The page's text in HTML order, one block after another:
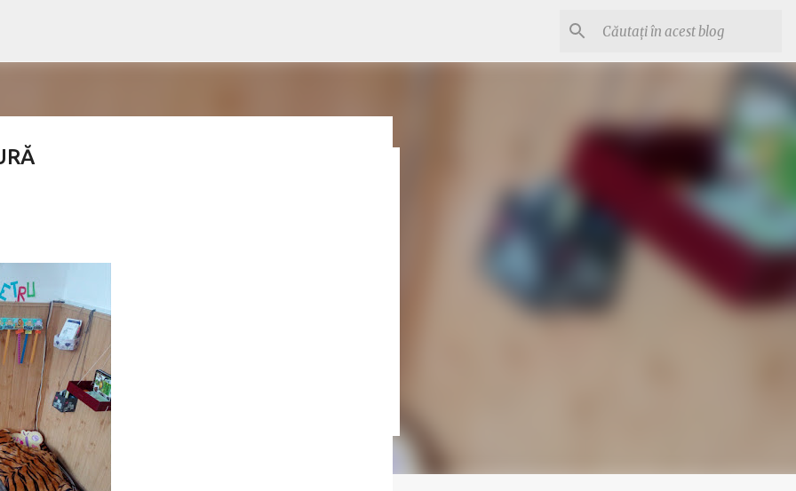
#book/u02-60-61 💥Lecția pe
💥Lecție Livresq:
lectiei:: https://www.didactic.ro/materiale-
quiz etichete Mult succes! Ilona